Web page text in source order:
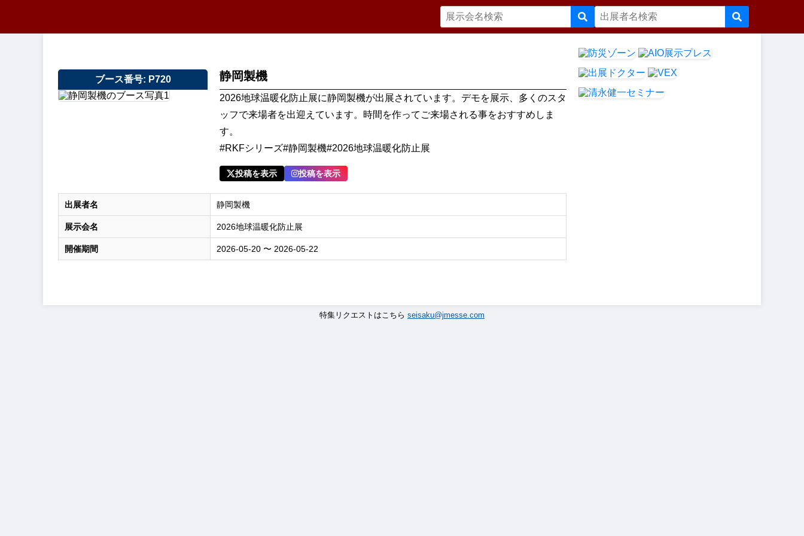
ブース番号: P720 静岡製機
2026地球温暖化防止展に静岡製機が出展されています。デモを展示、多くのスタ
ッフで来場者を出迎えています。時間を作ってご来場される事をおすすめしま
す。
#RKFシリーズ#静岡製機#2026地球温暖化防止展
投稿を表示 投稿を表示
出展者名 静岡製機
展示会名 2026地球温暖化防止展
開催期間 2026-05-20 〜 2026-05-22
特集リクエストはこちら seisaku@jmesse.com